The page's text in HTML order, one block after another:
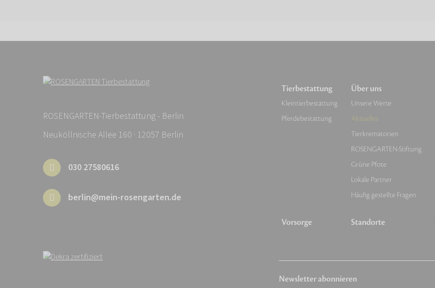
ROSENGARTEN-Tierbestattung - Berlin
Neuköllnische Allee 160 · 12057 Berlin
030 27580616
berlin@mein-rosengarten.de
Tierbestattung
Kleintierbestattung
Pferdebestattung
Vorsorge
Über uns
Unsere Werte
Aktuelles
Tierkrematorien
ROSENGARTEN-Stiftung
Grüne Pfote
Lokale Partner
Häufig gestellte Fragen
Standorte
Newsletter abonnieren